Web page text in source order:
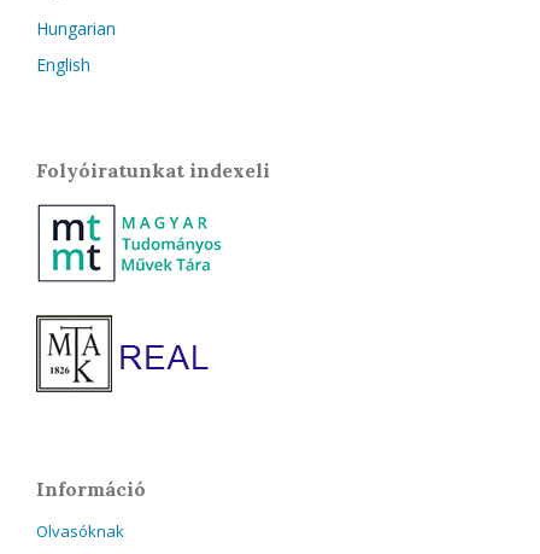
Hungarian
English
Folyóiratunkat indexeli
Információ
Olvasóknak